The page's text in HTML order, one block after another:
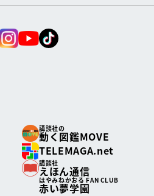
講談社の
動く図鑑MOVE
TELEMAGA.net
講談社
えほん通信
はやみねかおる FAN CLUB
赤い夢学園